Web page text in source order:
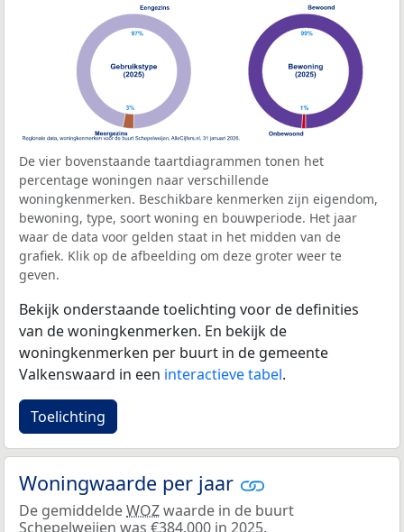
De vier bovenstaande taartdiagrammen tonen het
percentage woningen naar verschillende
woningkenmerken. Beschikbare kenmerken zijn eigendom,
bewoning, type, soort woning en bouwperiode. Het jaar
waar de data voor gelden staat in het midden van de
grafiek. Klik op de afbeelding om deze groter weer te
geven.
Bekijk onderstaande toelichting voor de definities
van de woningkenmerken. En bekijk de
woningkenmerken per buurt in de gemeente
Valkenswaard in een interactieve tabel.
Toelichting
Woningwaarde per jaar
De gemiddeldeWOZwaarde in de buurt
Schepelweijen was €384.000 in 2025.